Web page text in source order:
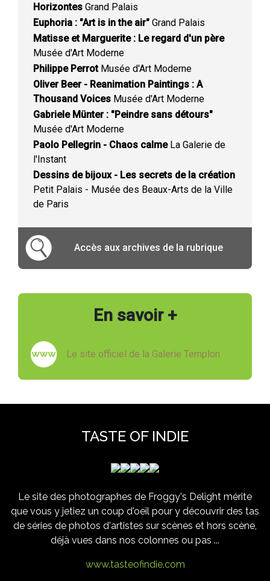
Horizontes Grand Palais
Euphoria : "Art is in the air" Grand Palais
Matisse et Marguerite : Le regard d'un père
Musée d'Art Moderne
Philippe PerrotMusée d'Art Moderne
Oliver Beer - Reanimation Paintings : A
Thousand Voices Musée d'Art Moderne
Gabriele Münter : "Peindre sans détours"
Musée d'Art Moderne
Paolo Pellegrin - Chaos calmeLa Galerie de
l'Instant
Dessins de bijoux - Les secrets de la création
Petit Palais - Musée des Beaux-Arts de la Ville
de Paris
Accès aux archives de la rubrique
En savoir +
Le site officiel de la Galerie Templon
TASTE OF INDIE
Le site des photographes de Froggy's Delight mérite
que vous y jetiez un coup d'oeil pour y découvrir des tas
de séries de photos d'artistes sur scènes et hors scène,
déjà vues dans nos colonnes ou pas ...
www.tasteofindie.com